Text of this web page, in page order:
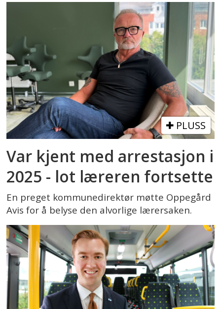
PLUSS
Var kjent med arrestasjon i
2025 - lot læreren fortsette
En preget kommunedirektør møtte Oppegård
Avis for å belyse den alvorlige lærersaken.